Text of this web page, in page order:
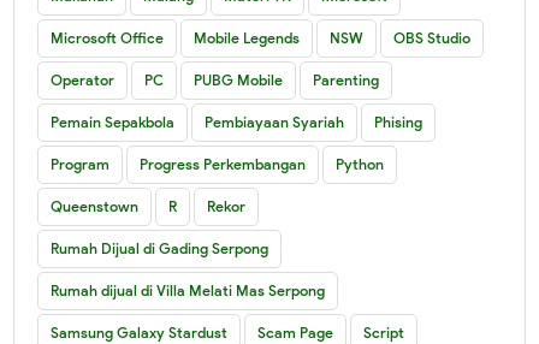
Microsoft Office Mobile Legends NSW OBS Studio
Operator PC PUBG Mobile Parenting
Pemain Sepakbola Pembiayaan Syariah Phising
Program Progress Perkembangan Python
Queenstown R Rekor
Rumah Dijual di Gading Serpong
Rumah dijual di Villa Melati Mas Serpong
Samsung Galaxy Stardust Scam Page Script